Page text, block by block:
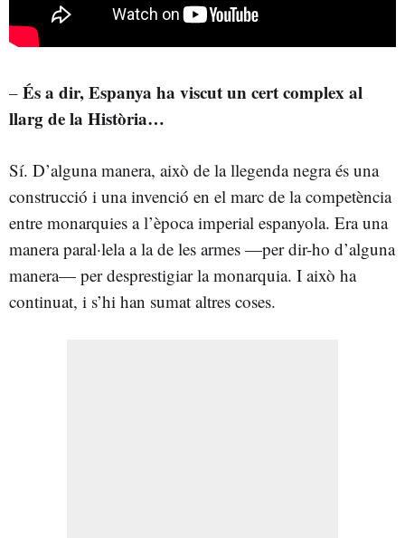
– És a dir, Espanya ha viscut un cert complex al
llarg de la Història…
Sí. D’alguna manera, això de la llegenda negra és una
construcció i una invenció en el marc de la competència
entre monarquies a l’època imperial espanyola. Era una
manera paral·lela a la de les armes —per dir-ho d’alguna
manera— per desprestigiar la monarquia. I això ha
continuat, i s’hi han sumat altres coses.